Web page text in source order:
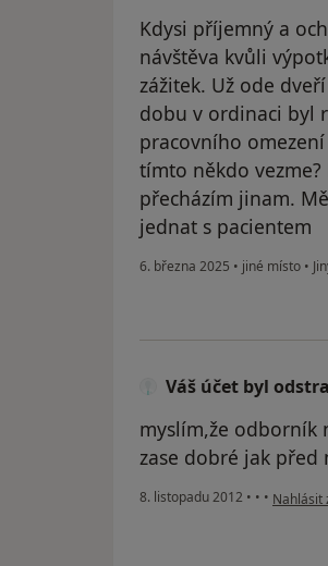
Kdysi příjemný a
návštěva kvůli
zážitek. Už ode
dobu v ordinaci byl
pracovního
tímto někdo
přecházím jinam.
jednat s pacientem
6. března 2025 • jiné místo •
Váš účet byl
myslím,že odborník
zase dobré jak
8. listopadu 2012 • • • podle
Nahlásit